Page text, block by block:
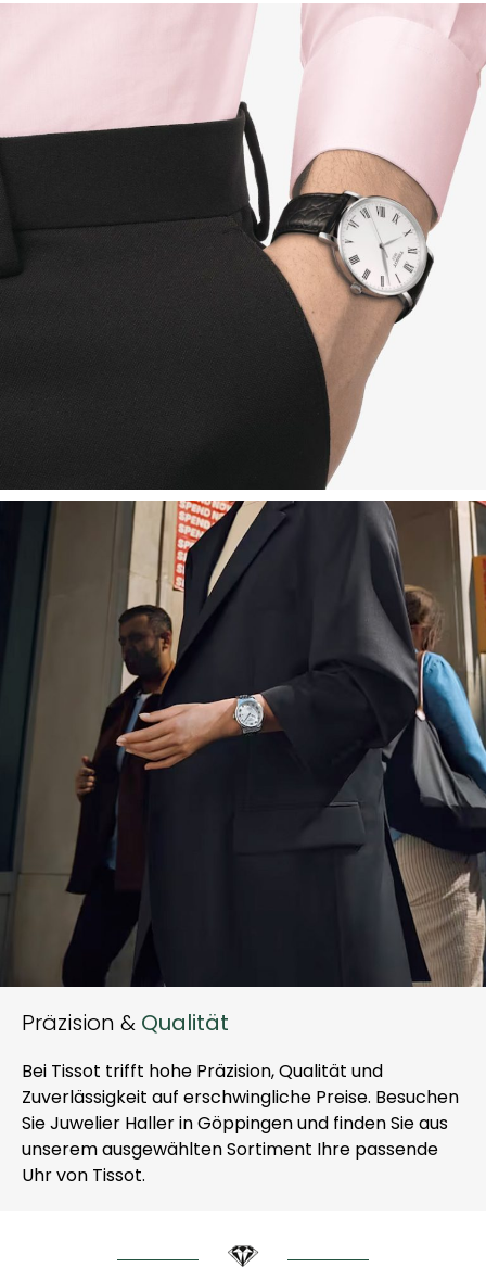
Präzision & Qualität
Bei Tissot trifft hohe Präzision, Qualität und
Zuverlässigkeit auf erschwingliche Preise. Besuchen
Sie Juwelier Haller in Göppingen und finden Sie aus
unserem ausgewählten Sortiment Ihre passende
Uhr von Tissot.